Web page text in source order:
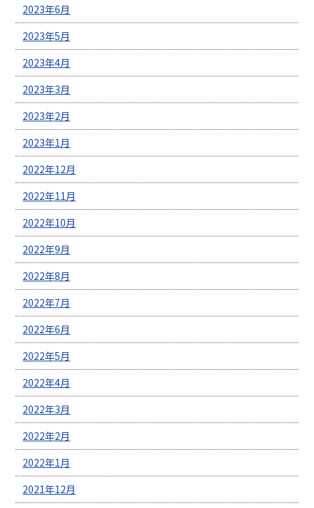
2023年6月
2023年5月
2023年4月
2023年3月
2023年2月
2023年1月
2022年12月
2022年11月
2022年10月
2022年9月
2022年8月
2022年7月
2022年6月
2022年5月
2022年4月
2022年3月
2022年2月
2022年1月
2021年12月